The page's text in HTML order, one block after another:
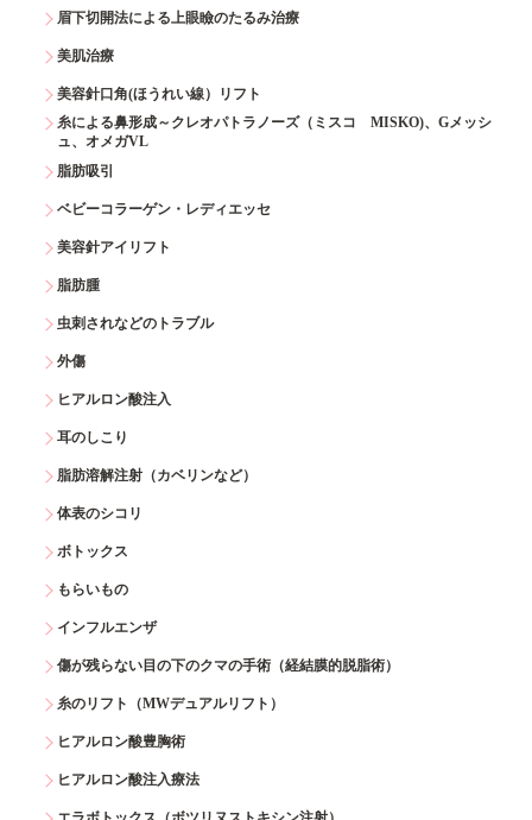
眉下切開法による上眼瞼のたるみ治療
美肌治療
美容針口角(ほうれい線）リフト
糸による鼻形成～クレオパトラノーズ（ミスコ MISKO)、Gメッシ
ュ、オメガVL
脂肪吸引
ベビーコラーゲン・レディエッセ
美容針アイリフト
脂肪腫
虫刺されなどのトラブル
外傷
ヒアルロン酸注入
耳のしこり
脂肪溶解注射（カベリンなど）
体表のシコリ
ボトックス
もらいもの
インフルエンザ
傷が残らない目の下のクマの手術（経結膜的脱脂術）
糸のリフト（MWデュアルリフト）
ヒアルロン酸豊胸術
ヒアルロン酸注入療法